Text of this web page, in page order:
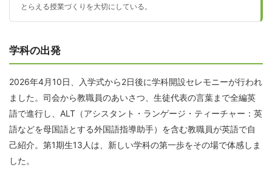
とらえる授業づくりを大切にしている。
学科の出発
2026年4月10日、入学式から2日後に学科開設セレモニーが行われ
ました。司会から教職員のあいさつ、生徒代表の言葉まで全編英
語で進行し、ALT（アシスタント・ランゲージ・ティーチャー：英
語などを母国語とする外国語指導助手）を含む教職員が英語で自
己紹介。第1期生13人は、新しい学科の第一歩をその場で体感しま
した。